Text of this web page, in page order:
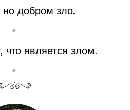
добром зло.
что является злом.